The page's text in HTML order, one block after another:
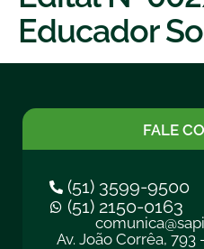
Educador
FALE
(51) 3599-9500
(51) 2150-0163
Av. João Corrêa,